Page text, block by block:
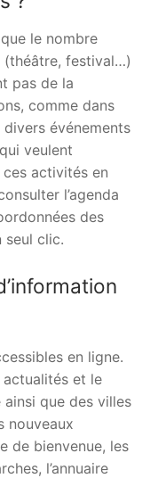
le nombre
(théâtre, festival…)
pas de la
comme dans
divers événements
veulent
activités en
l’agenda
des
seul clic.
en ligne.
et le
que des villes
nouveaux
de bienvenue, les
l’annuaire